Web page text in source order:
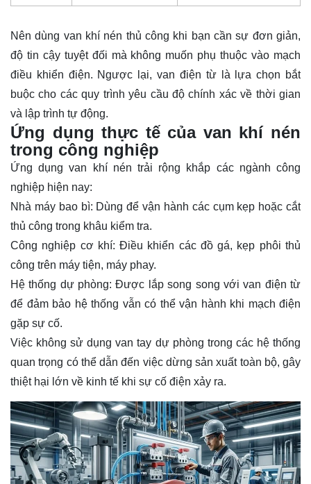
Nên dùng van khí nén thủ công khi bạn cần sự đơn giản,
độ tin cậy tuyệt đối mà không muốn phụ thuộc vào mạch
điều khiển điện. Ngược lại, van điện từ là lựa chọn bắt
buộc cho các quy trình yêu cầu độ chính xác về thời gian
và lập trình tự động.
Ứng dụng thực tế của van khí nén
trong công nghiệp
Ứng dụng van khí nén trải rộng khắp các ngành công
nghiệp hiện nay:
Nhà máy bao bì: Dùng để vận hành các cụm kẹp hoặc cắt
thủ công trong khâu kiểm tra.
Công nghiệp cơ khí: Điều khiển các đồ gá, kẹp phôi thủ
công trên máy tiện, máy phay.
Hệ thống dự phòng: Được lắp song song với van điện từ
để đảm bảo hệ thống vẫn có thể vận hành khi mạch điện
gặp sự cố.
Việc không sử dụng van tay dự phòng trong các hệ thống
quan trọng có thể dẫn đến việc dừng sản xuất toàn bộ, gây
thiệt hại lớn về kinh tế khi sự cố điện xảy ra.